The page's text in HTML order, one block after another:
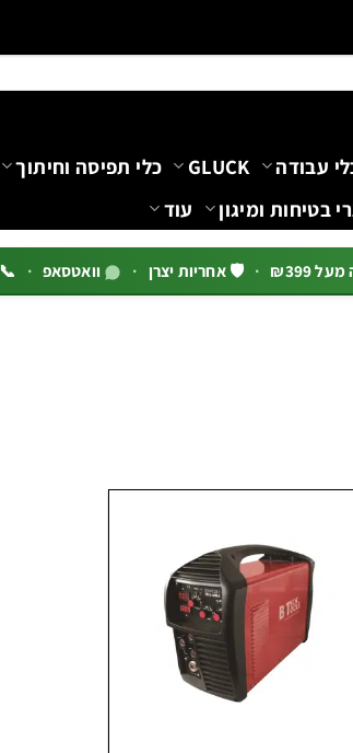
עבודה GLUCK כלי תפיסה וחיתוך
בטיחות ומיגון
עוד
₪399
· 🛡️ אחריות יצרן · וואטסאפ · 📞 03-5444144 שלוחה 1